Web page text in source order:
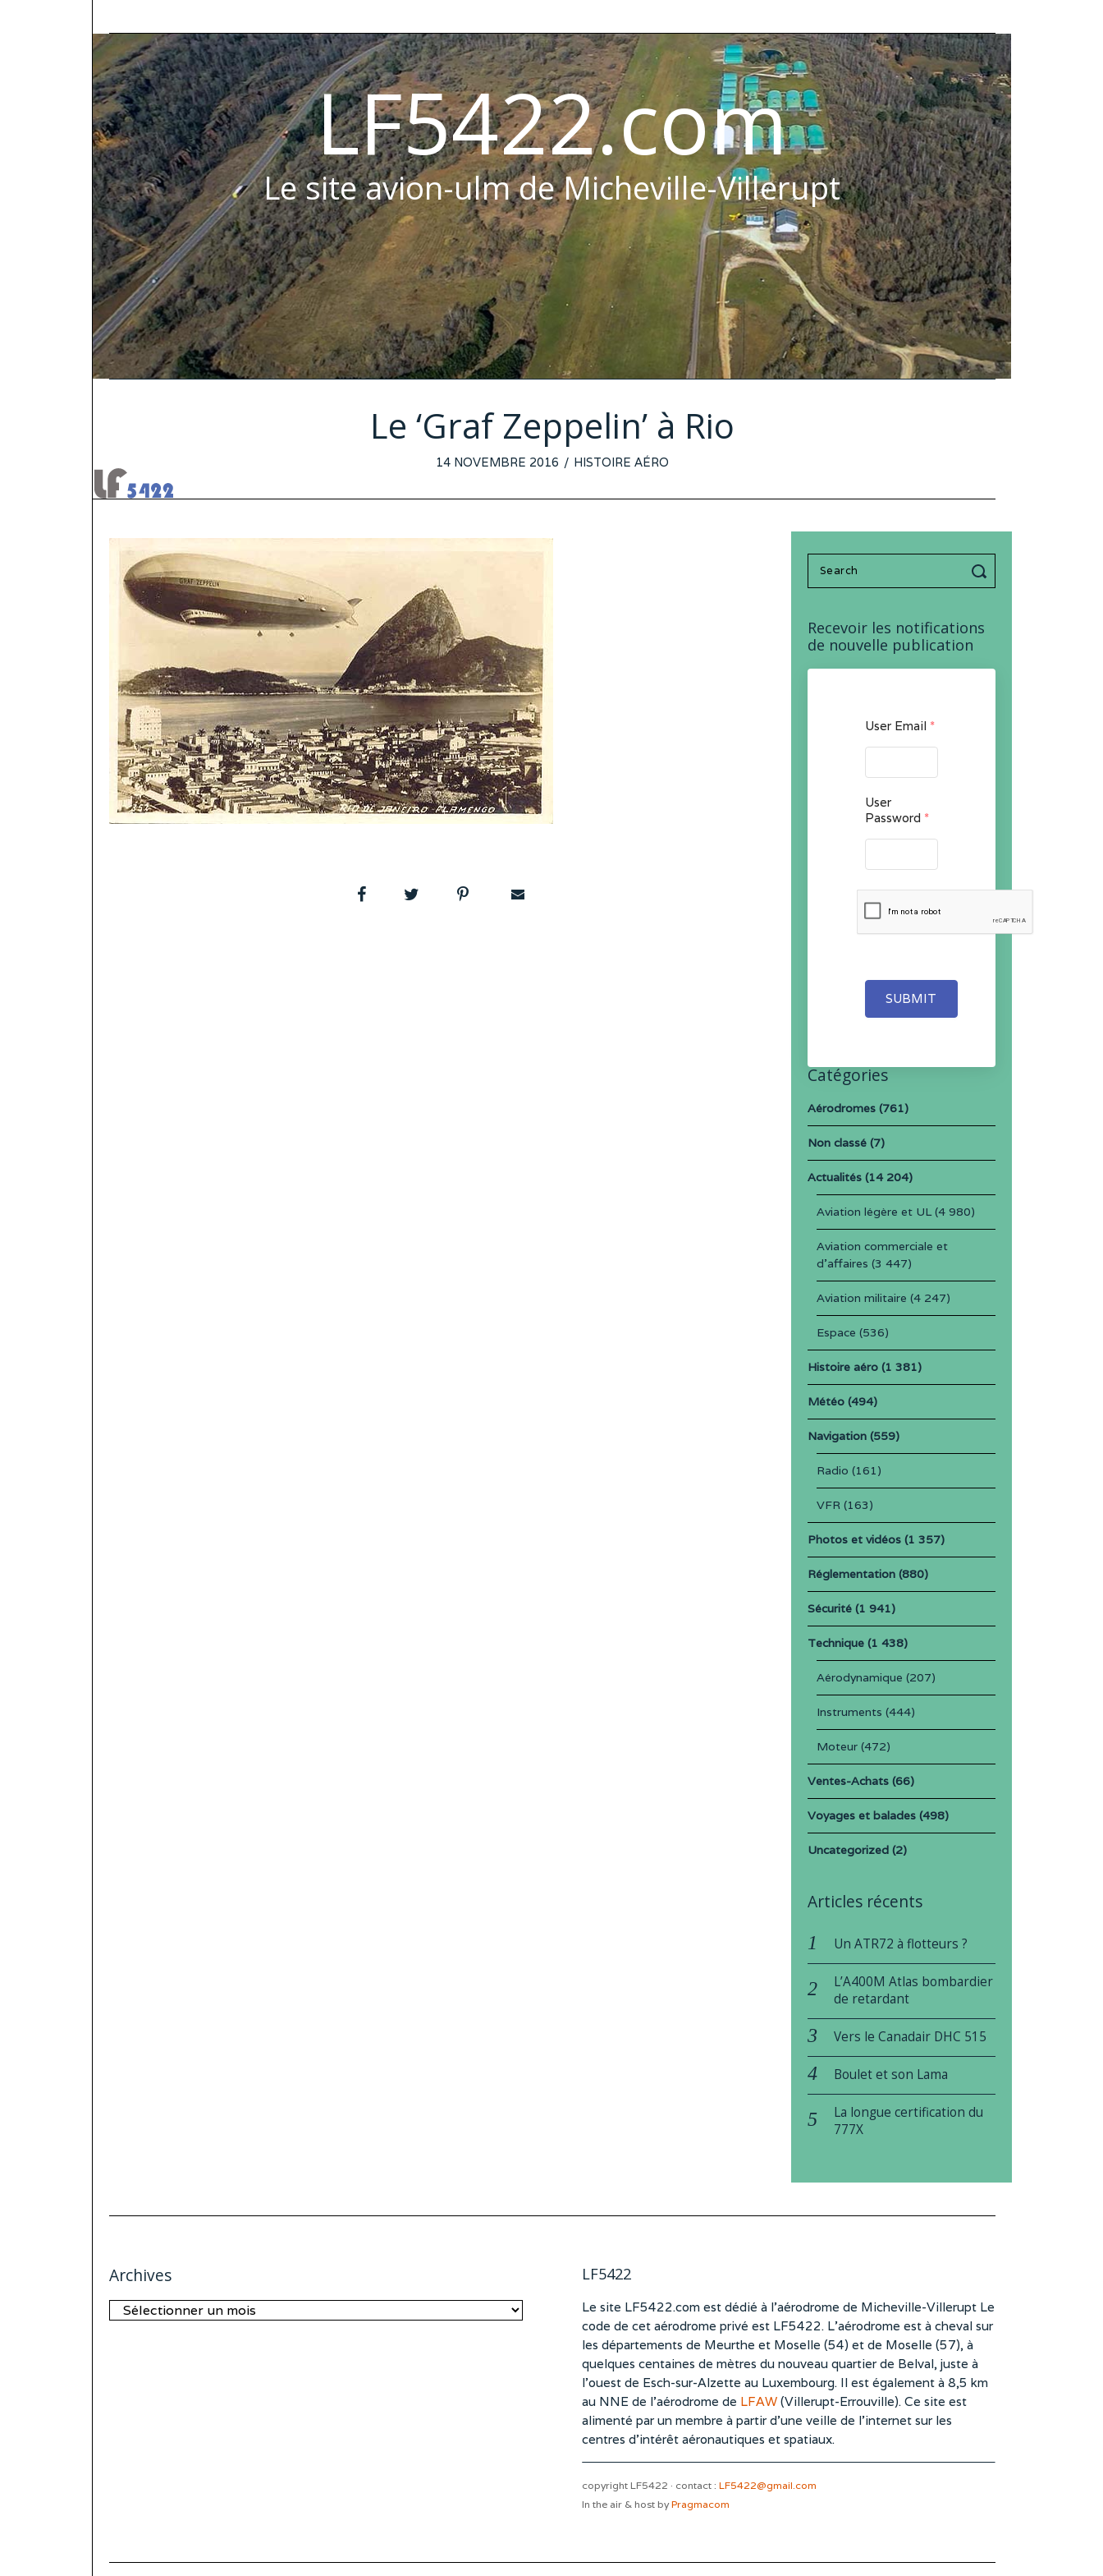
LF5422.com
Le site avion-ulm de Micheville-Villerupt
Le ‘Graf Zeppelin’ à Rio
POSTED
14 NOVEMBRE 2016 HISTOIRE AÉRO
Search
for:
Recevoir les notifications
de nouvelle publication
User Email *
User
Password *
SUBMIT
Catégories
Aérodromes(761)
Non classé(7)
Actualités(14 204)
Aviation légère et UL(4 980)
Aviation commerciale et
d'affaires (3 447)
Aviation militaire (4 247)
Espace (536)
Histoire aéro(1 381)
Météo(494)
Navigation(559)
Radio (161)
VFR (163)
Photos et vidéos(1 357)
Réglementation(880)
Sécurité(1 941)
Technique(1 438)
Aérodynamique (207)
Instruments (444)
Moteur(472)
Ventes-Achats(66)
Voyages et balades(498)
Uncategorized(2)
Articles récents
Un ATR72 à flotteurs ?
L’A400M Atlas bombardier
de retardant
Vers le Canadair DHC 515
Boulet et son Lama
La longue certification du
777X
Archives
Archives
LF5422
Le site LF5422.com est dédié à l’aérodrome de Micheville-Villerupt Le
code de cet aérodrome privé est LF5422. L’aérodrome est à cheval sur
les départements de Meurthe et Moselle (54) et de Moselle (57), à
quelques centaines de mètres du nouveau quartier de Belval, juste à
l’ouest de Esch-sur-Alzette au Luxembourg. Il est également à 8,5 km
au NNE de l’aérodrome de LFAW(Villerupt-Errouville). Ce site est
alimenté par un membre à partir d’une veille de l’internet sur les
centres d’intérêt aéronautiques et spatiaux.
copyright LF5422 · contact : LF5422@gmail.com
In the air & host byPragmacom